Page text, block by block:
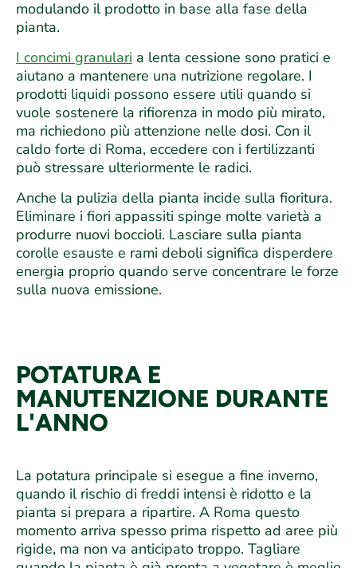
modulando il prodotto in base alla fase della
pianta.
I concimi granulari a lenta cessione sono pratici e
aiutano a mantenere una nutrizione regolare. I
prodotti liquidi possono essere utili quando si
vuole sostenere la rifiorenza in modo più mirato,
ma richiedono più attenzione nelle dosi. Con il
caldo forte di Roma, eccedere con i fertilizzanti
può stressare ulteriormente le radici.
Anche la pulizia della pianta incide sulla fioritura.
Eliminare i fiori appassiti spinge molte varietà a
produrre nuovi boccioli. Lasciare sulla pianta
corolle esauste e rami deboli significa disperdere
energia proprio quando serve concentrare le forze
sulla nuova emissione.
POTATURA E
MANUTENZIONE DURANTE
L'ANNO
La potatura principale si esegue a fine inverno,
quando il rischio di freddi intensi è ridotto e la
pianta si prepara a ripartire. A Roma questo
momento arriva spesso prima rispetto ad aree più
rigide, ma non va anticipato troppo. Tagliare